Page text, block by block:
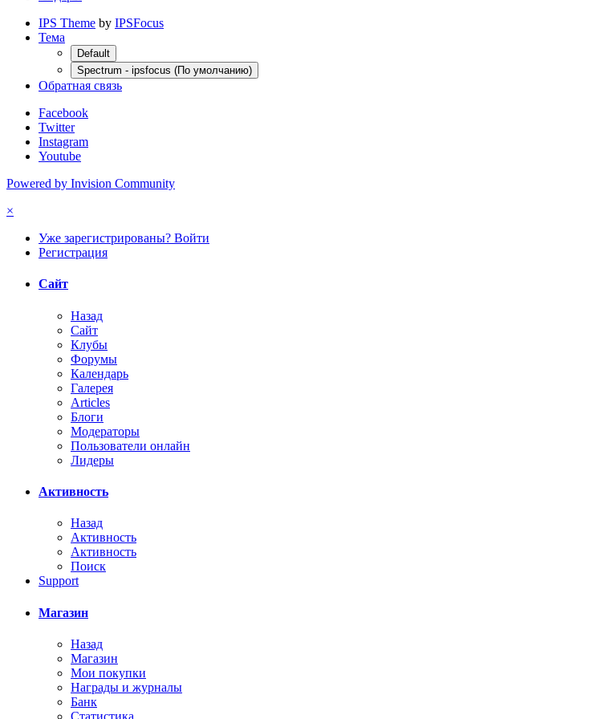
IPS Theme by IPSFocus
Тема
Default
Spectrum - ipsfocus (По умолчанию)
Обратная связь
Facebook
Twitter
Instagram
Youtube
Powered by Invision Community
×
Уже зарегистрированы? Войти
Регистрация
Сайт
Назад
Сайт
Клубы
Форумы
Календарь
Галерея
Articles
Блоги
Модераторы
Пользователи онлайн
Лидеры
Активность
Назад
Активность
Активность
Поиск
Support
Магазин
Назад
Магазин
Мои покупки
Награды и журналы
Банк
Статистика